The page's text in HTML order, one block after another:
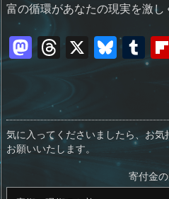
富の循環があなたの現実を激し
M
st
o
d
o
n
T
a
d
s
X Bl
u
sk
y
T
u
bl
r
気に入ってくださいましたら、お
お願いいたします。
寄付金